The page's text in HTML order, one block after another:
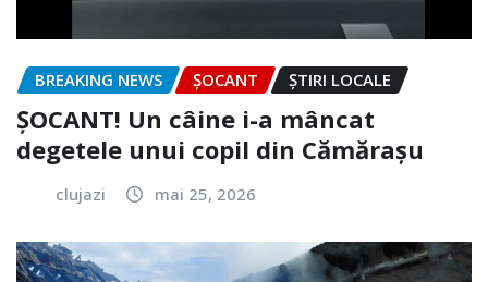
BREAKING NEWS ȘOCANT ȘTIRI LOCALE
ȘOCANT! Un câine i-a mâncat
degetele unui copil din Cămărașu
clujazi mai 25, 2026